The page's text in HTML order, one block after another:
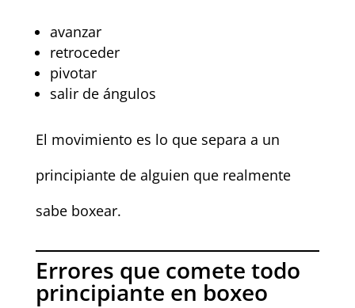
avanzar
retroceder
pivotar
salir de ángulos
El movimiento es lo que separa a un
principiante de alguien que realmente
sabe boxear.
Errores que comete todo
principiante en boxeo